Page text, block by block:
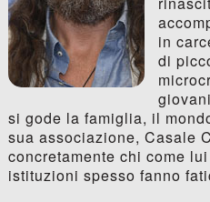
in
di
si gode la famiglia, il
sua associazione, Casale
concretamente chi come
istituzioni spesso fanno